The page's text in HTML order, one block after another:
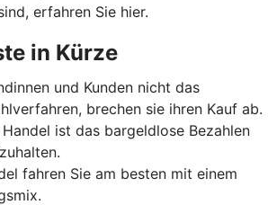
erfahren Sie hier.
in Kürze
und Kunden nicht das
brechen sie ihren Kauf ab.
ist das bargeldlose Bezahlen
fahren Sie am besten mit einem